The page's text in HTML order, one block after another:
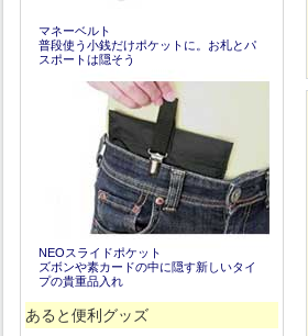
マネーベルト
普段使う小銭だけポケットに。お札とパ
スポートは隠そう
NEOスライドポケット
ズボンや素カードの中に隠す新しいタイ
プの貴重品入れ
あると便利グッズ